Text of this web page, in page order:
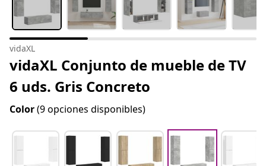
vidaXL
vidaXL Conjunto de mueble de TV
6 uds. Gris Concreto
Color(9 opciones disponibles)